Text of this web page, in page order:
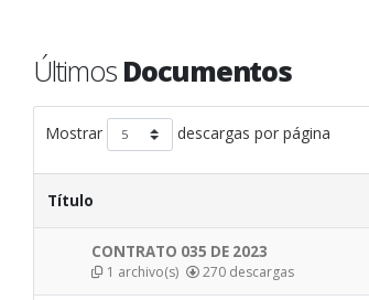
Últimos Documentos
Mostrar descargas por página
Título
CONTRATO 035 DE 2023
1 archivo(s) 270 descargas